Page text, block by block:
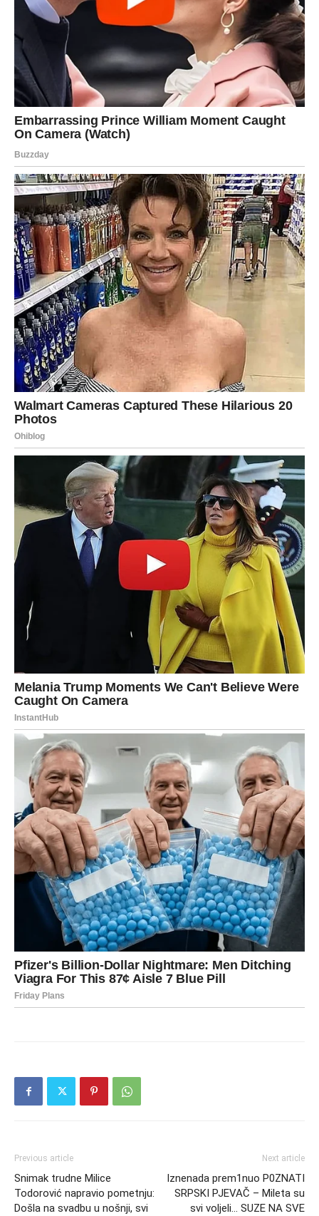
Previous article
Snimak trudne Milice
Todorović napravio pometnju:
Došla na svadbu u nošnji, svi
Next article
Iznenada prem1nuo P0ZNATI
SRPSKI PJEVAČ – Mileta su
svi voljeli… SUZE NA SVE